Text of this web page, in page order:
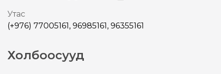
Утас
(+976) 77005161, 96985161, 96355161
Холбоосууд